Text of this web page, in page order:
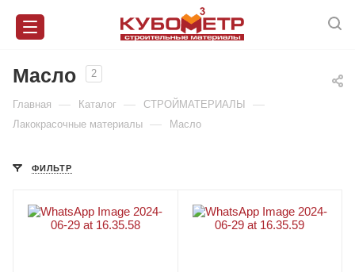
Масло 2
Главная — Каталог — СТРОЙМАТЕРИАЛЫ —
Лакокрасочные материалы — Масло
ФИЛЬТР